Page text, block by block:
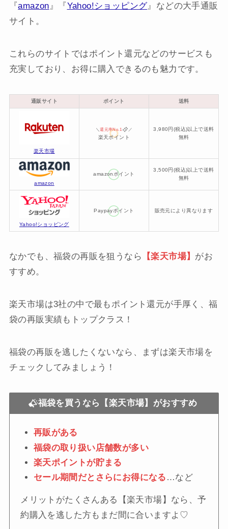
『amazon 』『Yahoo!ショッピング』などの大手通販
サイト。
これらのサイトではポイント還元などのサービスも
充実しており、お得に購入できるのも魅力です。
通販サイト ポイント 送料
楽天市場
＼還元率No.1 ／
楽天ポイント
3,980円(税込)以上で送料
無料
amazon
amazonポイント
3,500円(税込)以上で送料
無料
Yahoo!ショッピング
Paypayポイント 販売元により異なります
なかでも、福袋の再販を狙うなら 【楽天市場】 がお
すすめ。
楽天市場は3社の中で最もポイント還元が手厚く、福
袋の再販実績もトップクラス！
福袋の再販を逃したくないなら、まずは楽天市場を
チェックしてみましょう！
福袋を買うなら【楽天市場】がおすすめ
再販がある
福袋の取り扱い店舗数が多い
楽天ポイントが貯まる
セール期間だとさらにお得になる …など
メリットがたくさんある【楽天市場】なら、予
約購入を逃した方もまだ間に合いますよ♡